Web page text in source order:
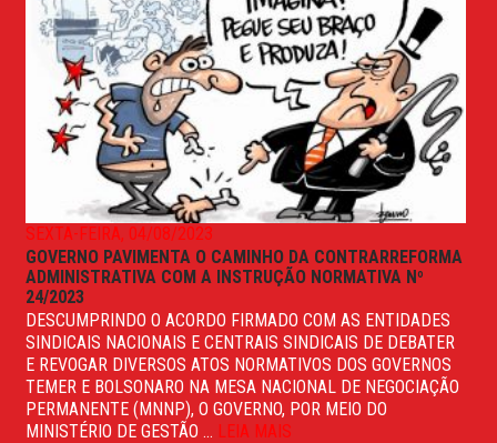
SEXTA-FEIRA, 04/08/2023
GOVERNO PAVIMENTA O CAMINHO DA CONTRARREFORMA
ADMINISTRATIVA COM A INSTRUÇÃO NORMATIVA Nº
24/2023
DESCUMPRINDO O ACORDO FIRMADO COM AS ENTIDADES
SINDICAIS NACIONAIS E CENTRAIS SINDICAIS DE DEBATER
E REVOGAR DIVERSOS ATOS NORMATIVOS DOS GOVERNOS
TEMER E BOLSONARO NA MESA NACIONAL DE NEGOCIAÇÃO
PERMANENTE (MNNP), O GOVERNO, POR MEIO DO
MINISTÉRIO DE GESTÃO ... LEIA MAIS